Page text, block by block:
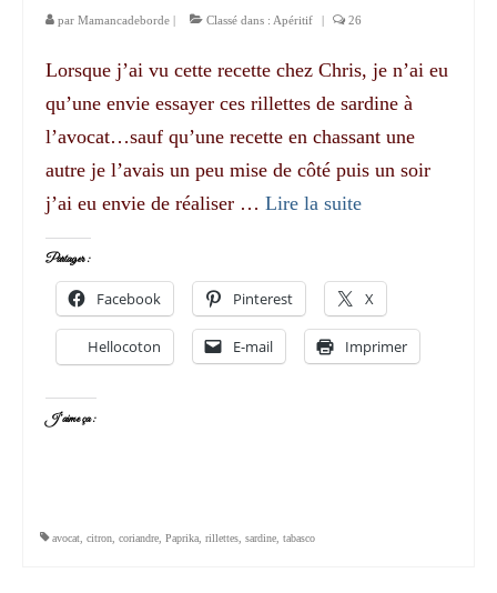
par Mamancadeborde | Classé dans : Apéritif | 26
Lorsque j’ai vu cette recette chez Chris, je n’ai eu
qu’une envie essayer ces rillettes de sardine à
l’avocat…sauf qu’une recette en chassant une
autre je l’avais un peu mise de côté puis un soir
j’ai eu envie de réaliser … Lire la suite­­
Partager :
Facebook Pinterest X
Hellocoton E-mail Imprimer
J’aime ça :
avocat citron coriandre Paprika rillettes sardine tabasco